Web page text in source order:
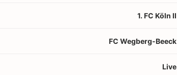
1. FC Köln II
FC Wegberg-Beeck
Live